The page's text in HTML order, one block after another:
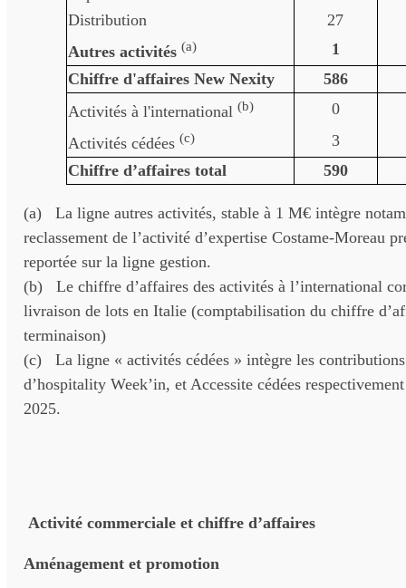
Distribution
27
Autres activités (a)
1
Chiffre d'affaires New Nexity
586
Activités à l'international (b)
0
Activités cédées (c)
3
Chiffre d’affaires total
590
(a) La ligne autres activités, stable à 1 M€ intègre
reclassement de l’activité d’expertise Costame-Moreau
reportée sur la ligne gestion.
(b) Le chiffre d’affaires des activités à l’international
livraison de lots en Italie (comptabilisation du chiffre
terminaison)
(c) La ligne « activités cédées » intègre les
d’hospitality Week’in, et Accessite cédées
2025.
Activité commerciale et chiffre d’affaires
Aménagement et promotion